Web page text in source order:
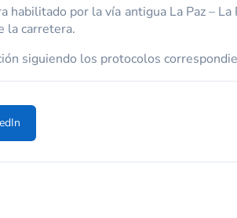
por la vía antigua La Paz –
la carretera.
siguiendo los protocolos